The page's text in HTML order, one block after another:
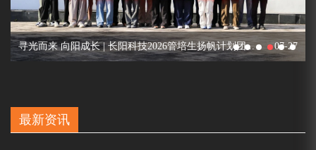
寻光而来 向阳成长 | 长阳科技2026管培生扬帆计划团... 07-27
最新资讯